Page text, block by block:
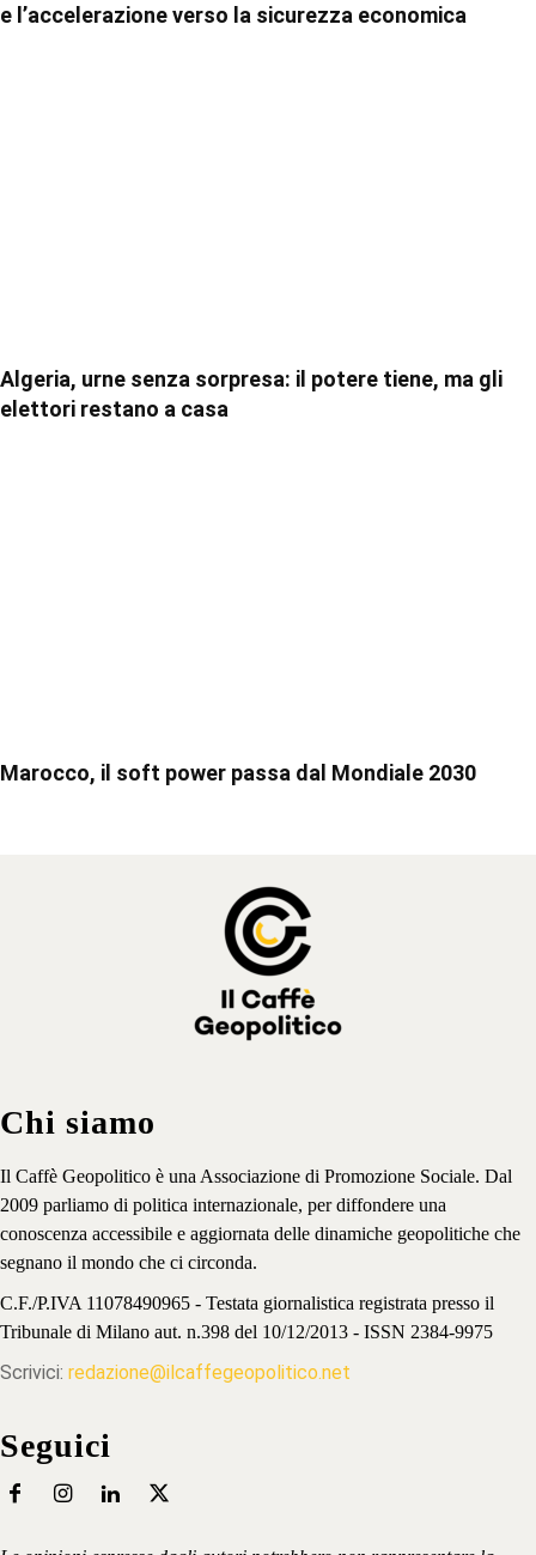
e l’accelerazione verso la sicurezza economica
Algeria, urne senza sorpresa: il potere tiene, ma gli
elettori restano a casa
Marocco, il soft power passa dal Mondiale 2030
Chi siamo
Il Caffè Geopolitico è una Associazione di Promozione Sociale. Dal
2009 parliamo di politica internazionale, per diffondere una
conoscenza accessibile e aggiornata delle dinamiche geopolitiche che
segnano il mondo che ci circonda.
C.F./P.IVA 11078490965 - Testata giornalistica registrata presso il
Tribunale di Milano aut. n.398 del 10/12/2013 - ISSN 2384-9975
Scrivici: redazione@ilcaffegeopolitico.net
Seguici